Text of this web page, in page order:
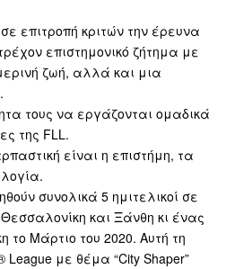
επιτροπή κριτών την έρευνα
επιστημονικό ζήτημα με
ζωή, αλλά και μια
τους να εργάζονται ομαδικά
της FLL.
είναι η επιστήμη, τα
συνολικά 5 ημιτελικοί σε
και Ξάνθη κι ένας
το Μάρτιο του 2020. Αυτή τη
League με θέμα “City Shaper”